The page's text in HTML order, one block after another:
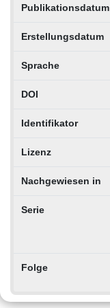
Publikationsdatum
Erstellungsdatum
Sprache
DOI
Identifikator
Lizenz
Nachgewiesen in
Serie
Folge